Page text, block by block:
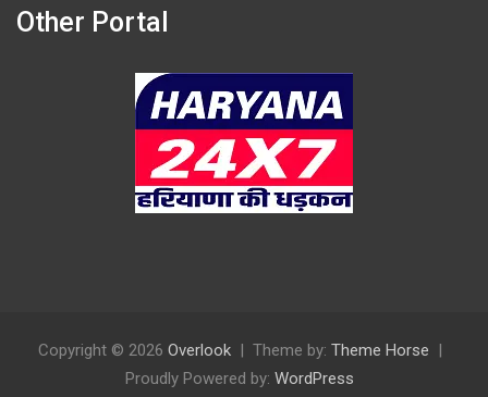
Other Portal
Copyright © 2026 Overlook Theme by: Theme Horse
Proudly Powered by: WordPress